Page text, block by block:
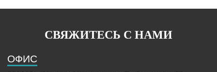
СВЯЖИТЕСЬ С НАМИ
ОФИС